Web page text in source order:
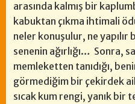
arasında kalmış bir
kabuktan çıkma ihtimali
neler konuşulur, ne yapılır
senenin ağırlığı… Sonra,
memleketten tanıdığı,
görmediğim bir çekirdek
sıcak kum rengi, yanık bir